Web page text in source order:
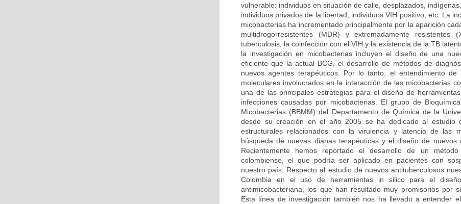
vulnerable: individuos en situación de calle, desplazados,
individuos privados de la libertad, individuos VIH positivo, etc. La
micobacterias ha incrementado principalmente por la aparición
multidrogorresistentes (MDR) y extremadamente resistentes
tuberculosis, la coinfección con el VIH y la existencia de la TB
la investigación en micobacterias incluyen el diseño de una
eficiente que la actual BCG, el desarrollo de métodos de
nuevos agentes terapéuticos. Por lo tanto, el entendimiento de
moleculares involucrados en la interacción de las micobacterias
una de las principales estrategias para el diseño de
infecciones causadas por micobacterias. El grupo de
Micobacterias (BBMM) del Departamento de Química de la
desde su creación en el año 2005 se ha dedicado al estudio
estructurales relacionados con la virulencia y latencia de las
búsqueda de nuevas dianas terapéuticas y el diseño de nuevos
Recientemente hemos reportado el desarrollo de un
colombiense, el que podría ser aplicado en pacientes con
nuestro país. Respecto al estudio de nuevos antituberculosos
Colombia en el uso de herramientas in silico para el
antimicobacteriana, los que han resultado muy promisorios por
Esta línea de investigación también nos ha llevado a entender